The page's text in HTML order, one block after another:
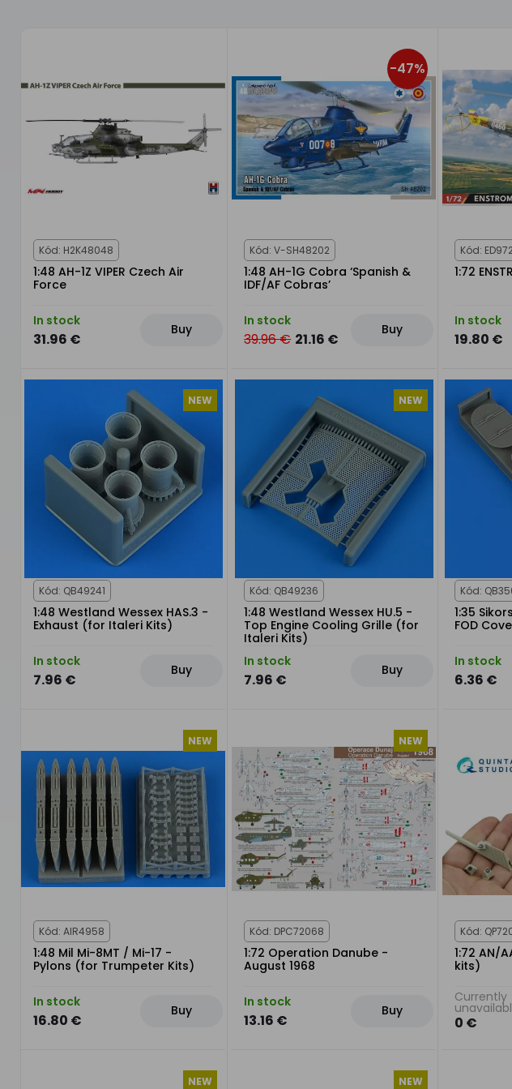
Kód: H2K48048
1:48 AH-1Z VIPER Czech Air
Force
In stock
31.96 €
Buy
-47%
Kód: V-SH48202
1:48 AH-1G Cobra ‘Spanish &
IDF/AF Cobras’
In stock
39.96 € 21.16 €
Buy
Kód:
1:72
In stock
19.80 €
NEW
Kód: QB49241
1:48 Westland Wessex HAS.3 -
Exhaust (for Italeri Kits)
In stock
7.96 €
Buy
NEW
Kód: QB49236
1:48 Westland Wessex HU.5 -
Top Engine Cooling Grille (for
Italeri Kits)
In stock
7.96 €
Buy
Kód:
1:35
FOD
In stock
6.36 €
NEW
Kód: AIR4958
1:48 Mil Mi-8MT / Mi-17 -
Pylons (for Trumpeter Kits)
In stock
16.80 €
Buy
NEW
Kód: DPC72068
1:72 Operation Danube -
August 1968
In stock
13.16 €
Buy
Kód:
1:72 AN/
kits)
Currently
0 €
NEW NEW